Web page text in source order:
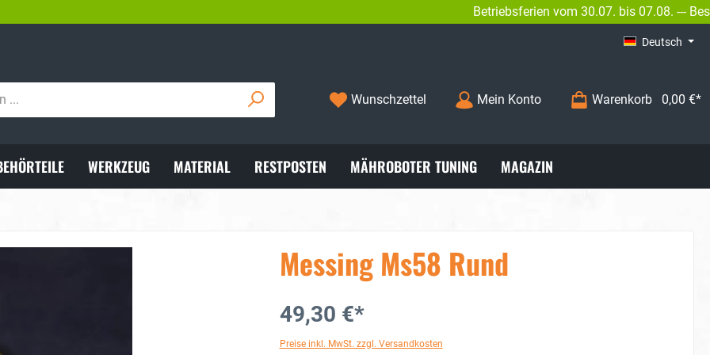
INFO@BENGS-MODELLBAU.DE
Betriebsferien vom 30.07. bis 07.08. ---
Deutsch
Wunschzettel Mein Konto Warenkorb 0,00 €*
WERKZEUG MATERIAL RESTPOSTEN MÄHROBOTER TUNING MAGAZIN
Messing Ms58 Rund
49,30 €*
Preise inkl. MwSt. zzgl. Versandkosten